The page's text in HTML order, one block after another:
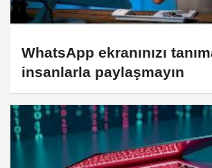
WhatsApp ekranınızı
insanlarla paylaşmayın